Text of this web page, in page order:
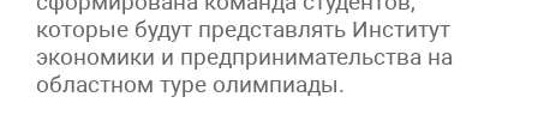
которые будут представлять Институт
экономики и предпринимательства на
областном туре олимпиады.